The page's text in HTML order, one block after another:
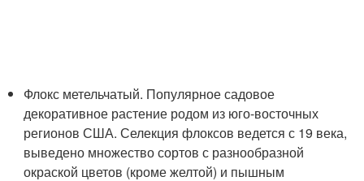
Флокс метельчатый. Популярное садовое
декоративное растение родом из юго-восточных
регионов США. Селекция флоксов ведется с 19 века,
выведено множество сортов с разнообразной
окраской цветов (кроме желтой) и пышным